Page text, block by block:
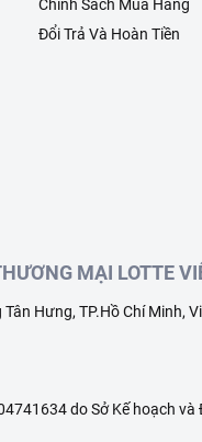
Chính Sách Mua Hàng
Đổi Trả Và Hoàn Tiền
MẠI LOTTE
Hưng, TP.Hồ Chí Minh,
do Sở Kế hoạch